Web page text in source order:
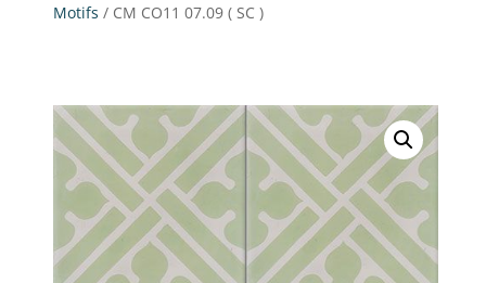
Motifs / CM CO11 07.09 ( SC )